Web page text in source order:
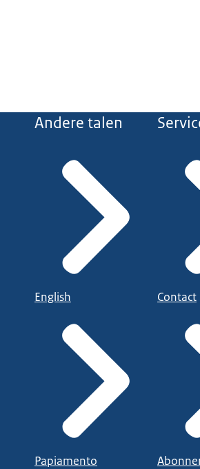
Andere talen
English
Papiamento
Contact